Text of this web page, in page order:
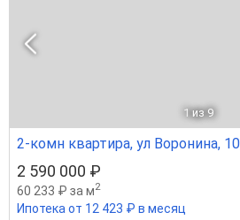
1 из 9
2-комн квартира, ул Воронина,
2 590 000 ₽
60 233 ₽ за м2
Ипотека от 12 423 ₽ в месяц